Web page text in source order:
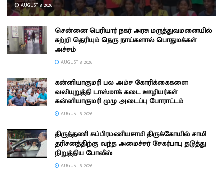
AUGUST 8, 2026
சென்னை பெரியார் நகர் அரசு மருத்துவமனையில்
சுற்றி தெரியும் தெரு நாய்களால் பொதுமக்கள்
அச்சம்
AUGUST 8, 2026
கன்னியாகுமரி பல அம்ச கோரிக்கைகளை
வலியுறுத்தி டாஸ்மாக் கடை ஊழியர்கள்
கன்னியாகுமரி முழு அடைப்பு போராட்டம்
AUGUST 8, 2026
திருத்தணி சுப்பிரமணியசாமி திருக்கோயில் சாமி
தரிசனத்திற்கு வந்த அமைச்சர் சேகர்பாபு தடுத்து
நிறுத்திய போலீஸ்
AUGUST 8, 2026